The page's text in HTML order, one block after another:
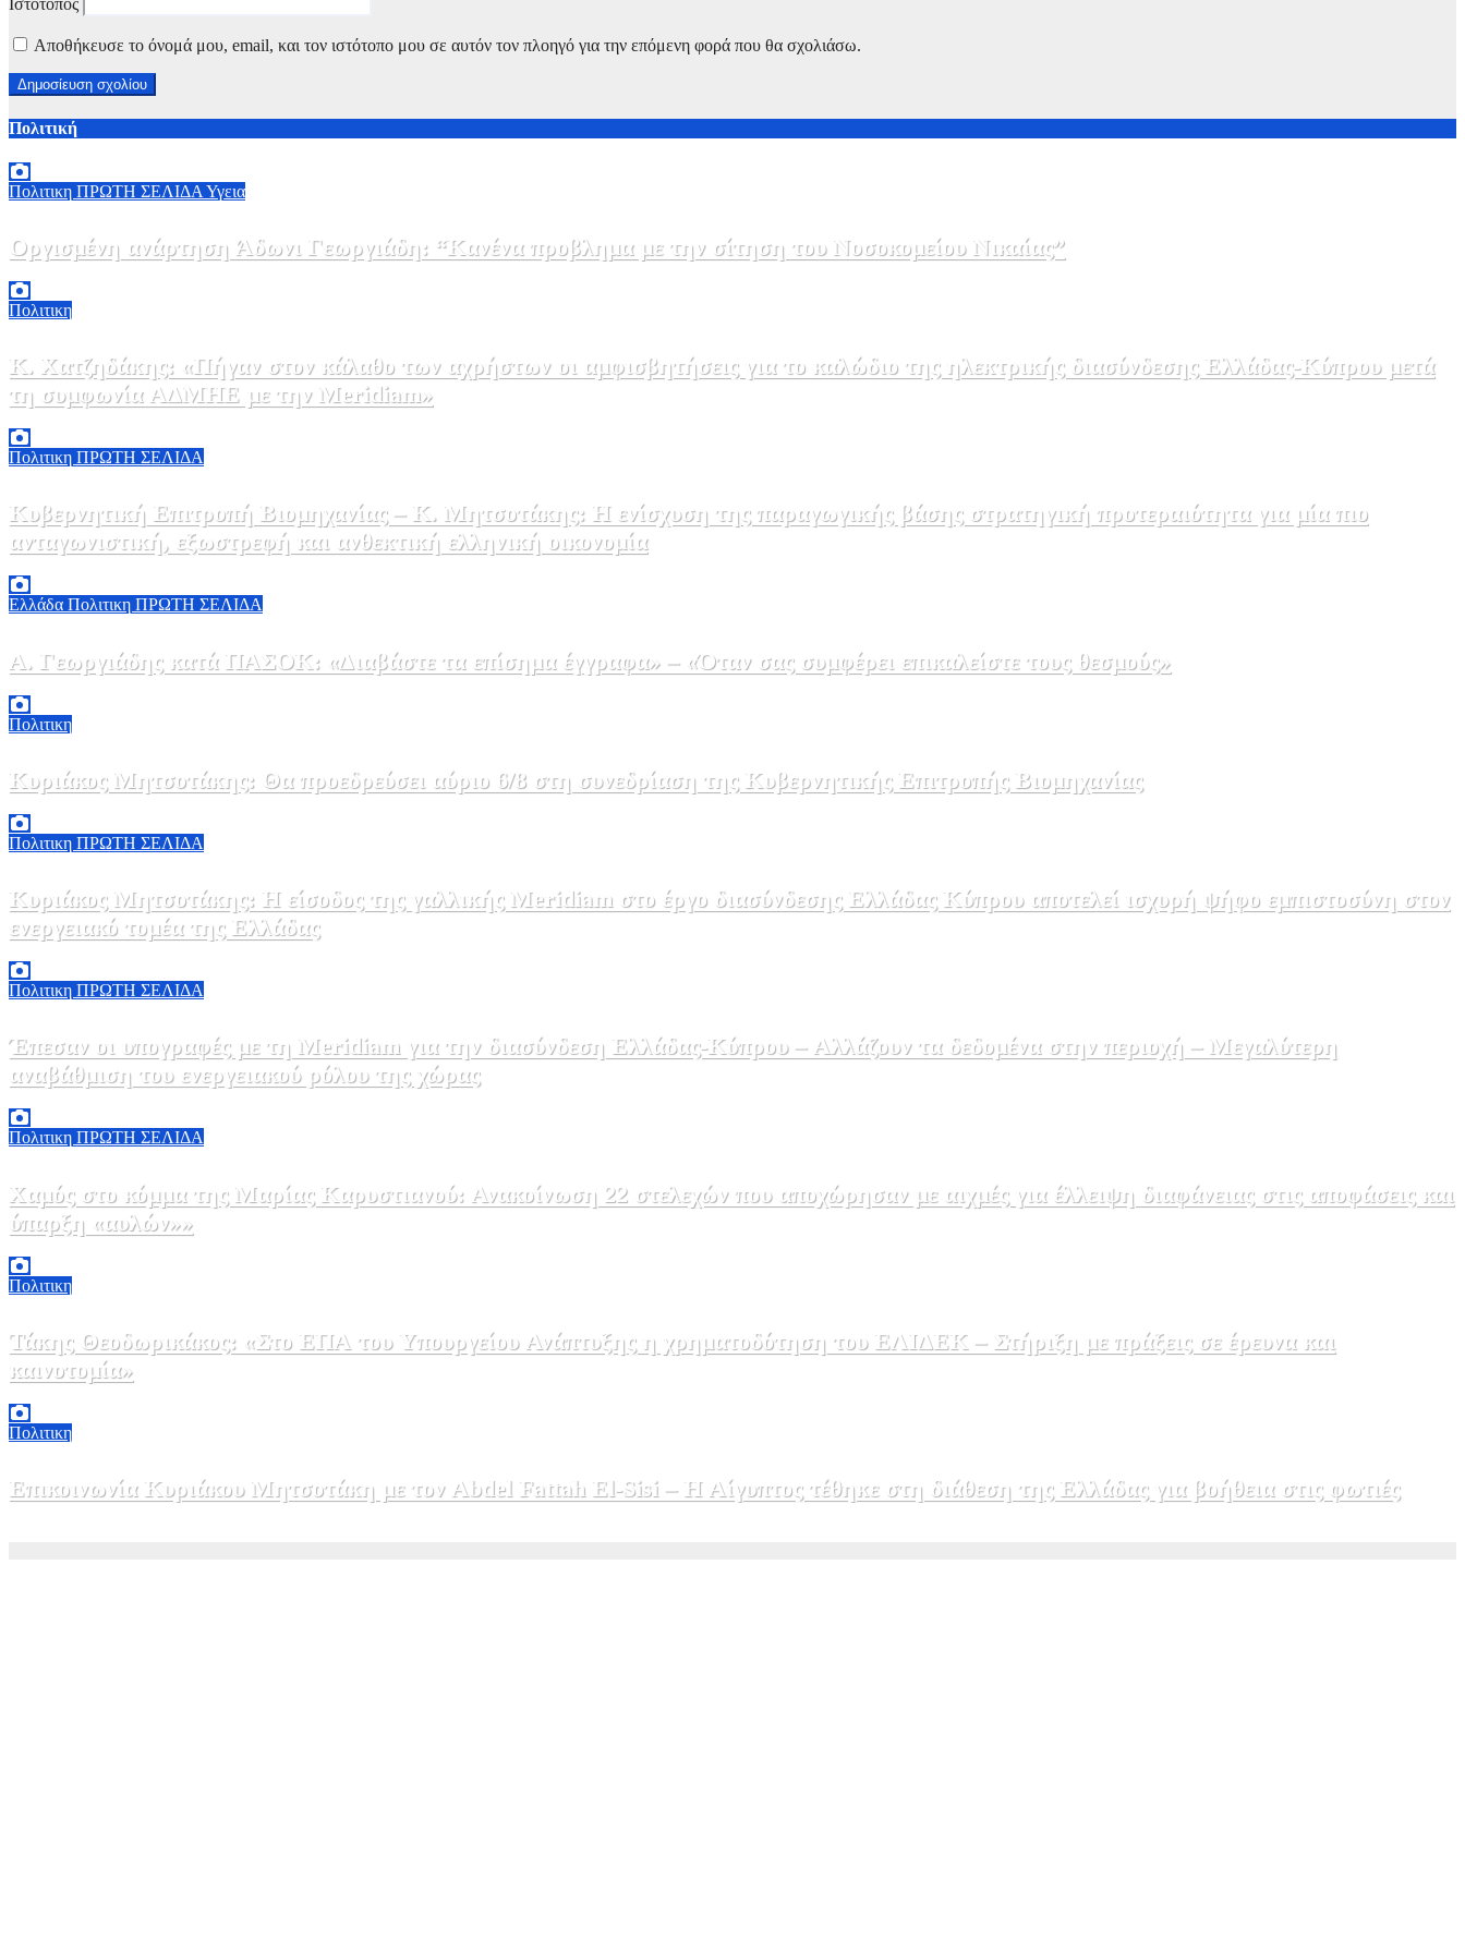
Ιστότοπος
Αποθήκευσε το όνομά μου, email, και τον ιστότοπο μου σε αυτόν τον πλοηγό για την επόμενη φορά που θα σχολιάσω.
Πολιτική
Πολιτικη ΠΡΩΤΗ ΣΕΛΙΔΑ Υγεια
Οργισμένη ανάρτηση Άδωνι Γεωργιάδη: “Κανένα προβλημα με την σίτηση του Νοσοκομείου Νικαίας”
Πολιτικη
Κ. Χατζηδάκης: «Πήγαν στον κάλαθο των αχρήστων οι αμφισβητήσεις για το καλώδιο της ηλεκτρικής διασύνδεσης Ελλάδας-Κύπρου μετά
τη συμφωνία ΑΔΜΗΕ με την Meridiam»
Πολιτικη ΠΡΩΤΗ ΣΕΛΙΔΑ
Κυβερνητική Επιτροπή Βιομηχανίας – Κ. Μητσοτάκης: Η ενίσχυση της παραγωγικής βάσης στρατηγική προτεραιότητα για μία πιο
ανταγωνιστική, εξωστρεφή και ανθεκτική ελληνική οικονομία
Ελλάδα Πολιτικη ΠΡΩΤΗ ΣΕΛΙΔΑ
Α. Γεωργιάδης κατά ΠΑΣΟΚ: «Διαβάστε τα επίσημα έγγραφα» – «Όταν σας συμφέρει επικαλείστε τους θεσμούς»
Πολιτικη
Κυριάκος Μητσοτάκης: Θα προεδρεύσει αύριο 6/8 στη συνεδρίαση της Κυβερνητικής Επιτροπής Βιομηχανίας
Πολιτικη ΠΡΩΤΗ ΣΕΛΙΔΑ
Κυριάκος Μητσοτάκης: Η είσοδος της γαλλικής Meridiam στο έργο διασύνδεσης Ελλάδας Κύπρου αποτελεί ισχυρή ψήφο εμπιστοσύνη στον
ενεργειακό τομέα της Ελλάδας
Πολιτικη ΠΡΩΤΗ ΣΕΛΙΔΑ
Έπεσαν οι υπογραφές με τη Meridiam για την διασύνδεση Ελλάδας-Κύπρου – Αλλάζουν τα δεδομένα στην περιοχή – Μεγαλύτερη
αναβάθμιση του ενεργειακού ρόλου της χώρας
Πολιτικη ΠΡΩΤΗ ΣΕΛΙΔΑ
Χαμός στο κόμμα της Μαρίας Καρυστιανού: Ανακοίνωση 22 στελεχών που αποχώρησαν με αιχμές για έλλειψη διαφάνειας στις αποφάσεις και
ύπαρξη «αυλών»»
Πολιτικη
Τάκης Θεοδωρικάκος: «Στο ΕΠΑ του Υπουργείου Ανάπτυξης η χρηματοδότηση του ΕΛΙΔΕΚ – Στήριξη με πράξεις σε έρευνα και
καινοτομία»
Πολιτικη
Επικοινωνία Κυριάκου Μητσοτάκη με τον Abdel Fattah El-Sisi – Η Αίγυπτος τέθηκε στη διάθεση της Ελλάδας για βοήθεια στις φωτιές